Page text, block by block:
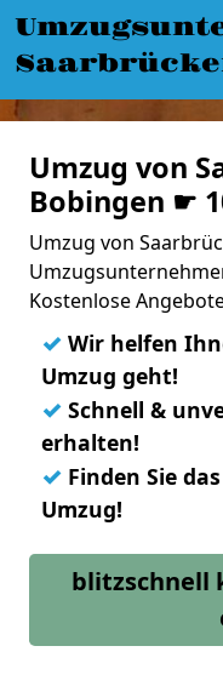
Umzug von
Bobingen ☛
Umzug von
Kostenlose
✓ Wir helfen
Umzug geht!
✓ Schnell &
erhalten!
✓ Finden Sie
Umzug!
blitzschnell